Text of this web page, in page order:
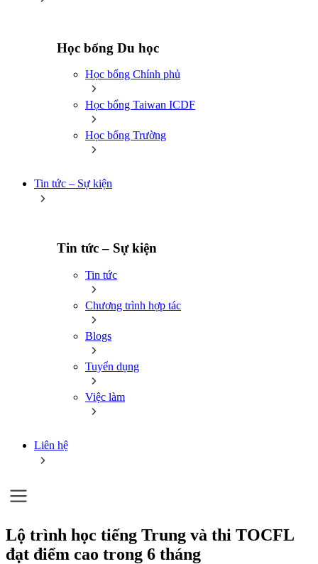
Học bổng Du học
Học bổng Chính phủ
Học bổng Taiwan ICDF
Học bổng Trường
Tin tức – Sự kiện
Tin tức – Sự kiện
Tin tức
Chương trình hợp tác
Blogs
Tuyển dụng
Việc làm
Liên hệ
Lộ trình học tiếng Trung và thi TOCFL
đạt điểm cao trong 6 tháng